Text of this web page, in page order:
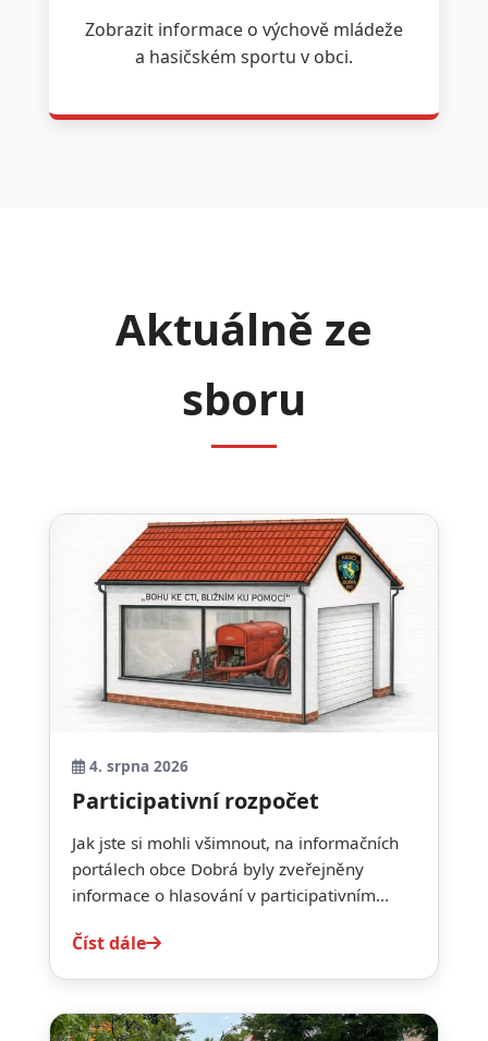
Zobrazit informace o výchově mládeže
a hasičském sportu v obci.
Aktuálně ze
sboru
4. srpna 2026
Participativní rozpočet
Jak jste si mohli všimnout, na informačních
portálech obce Dobrá byly zveřejněny
informace o hlasování v participativním...
Číst dále